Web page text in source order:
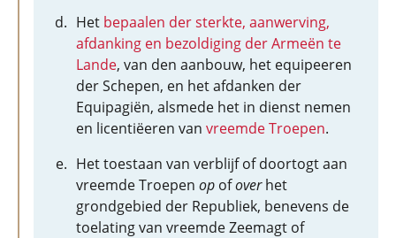
Het bepaalen der sterkte, aanwerving,
afdanking en bezoldiging der Armeën te
Lande, van den aanbouw, het equipeeren
der Schepen, en het afdanken der
Equipagiën, alsmede het in dienst nemen
en licentiëeren van vreemde Troepen.
Het toestaan van verblijf of doortogt aan
vreemde Troepen op ofoverhet
grondgebied der Republiek, benevens de
toelating van vreemde Zeemagt of